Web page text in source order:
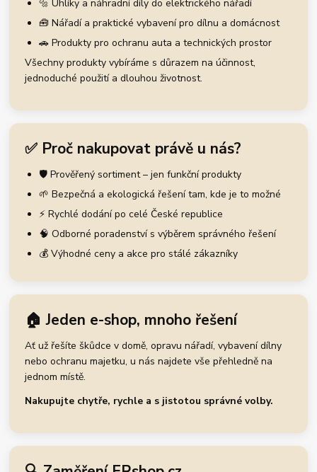
🔩 Uhlíky a náhradní díly do elektrického nářadí
🧰 Nářadí a praktické vybavení pro dílnu a domácnost
🚗 Produkty pro ochranu auta a technických prostor
Všechny produkty vybíráme s důrazem na účinnost,
jednoduché použití a dlouhou životnost.
✅ Proč nakupovat právě u nás?
🛡️ Prověřený sortiment – jen funkční produkty
🌱 Bezpečná a ekologická řešení tam, kde je to možné
⚡ Rychlé dodání po celé České republice
🧠 Odborné poradenství s výběrem správného řešení
💰 Výhodné ceny a akce pro stálé zákazníky
🏠 Jeden e-shop, mnoho řešení
Ať už řešíte škůdce v domě, opravu nářadí, vybavení dílny
nebo ochranu majetku, u nás najdete vše přehledně na
jednom místě.
Nakupujte chytře, rychle a s jistotou správné volby.